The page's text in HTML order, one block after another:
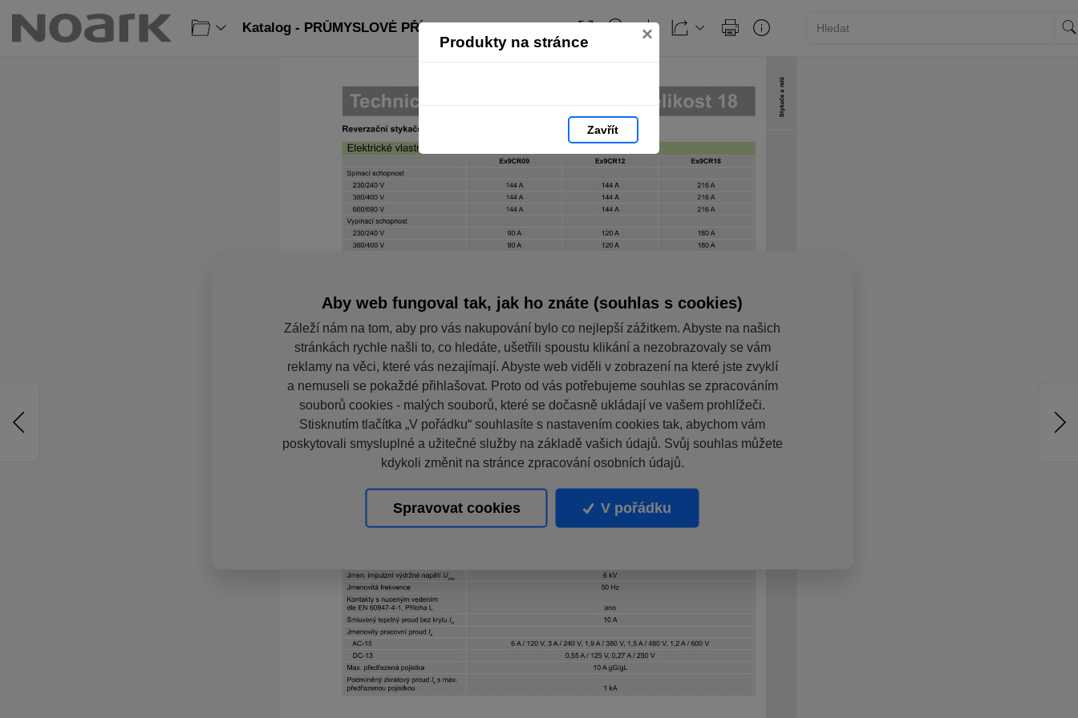
Produkty na stránce ×
Zavřít
Katalog - PRŮMYSLOVÉ PŘÍSTROJE: strana 169
Aby web fungoval tak, jak ho znáte (souhlas s cookies)
Záleží nám na tom, aby pro vás nakupování bylo co nejlepší zážitkem. Abyste na našich
stránkách rychle našli to, co hledáte, ušetřili spoustu klikání a nezobrazovaly se vám
reklamy na věci, které vás nezajímají. Abyste web viděli v zobrazení na které jste zvyklí
a nemuseli se pokaždé přihlašovat. Proto od vás potřebujeme souhlas se zpracováním
souborů cookies - malých souborů, které se dočasně ukládají ve vašem prohlížeči.
Stisknutím tlačítka „V pořádku“ souhlasíte s nastavením cookies tak, abychom vám
poskytovali smysluplné a užitečné služby na základě vašich údajů. Svůj souhlas můžete
kdykoli změnit na stránce zpracování osobních údajů.
Spravovat cookies V pořádku